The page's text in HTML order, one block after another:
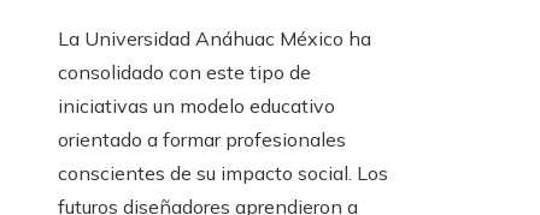
La Universidad Anáhuac México ha
consolidado con este tipo de
iniciativas un modelo educativo
orientado a formar profesionales
conscientes de su impacto social. Los
futuros diseñadores aprendieron a